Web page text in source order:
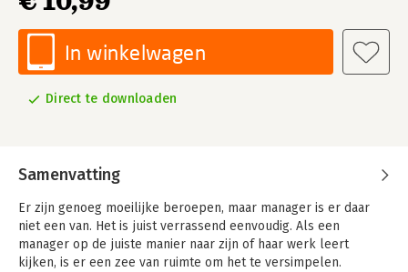
In winkelwagen
Direct te downloaden
Samenvatting
Er zijn genoeg moeilijke beroepen, maar manager is er daar
niet een van. Het is juist verrassend eenvoudig. Als een
manager op de juiste manier naar zijn of haar werk leert
kijken, is er een zee van ruimte om het te versimpelen.